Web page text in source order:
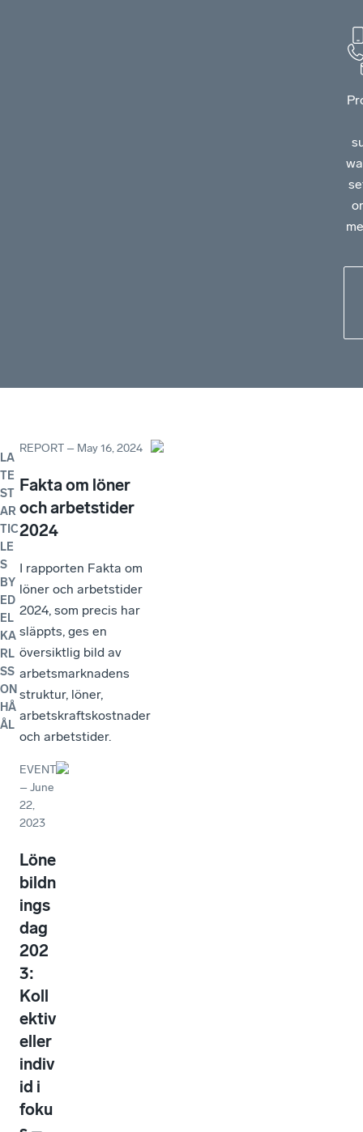
LA
TE
ST
AR
TIC
LE
S
BY
ED
EL
KA
RL
SS
ON
HÅ
ÅL
REPORT – May 16, 2024
Fakta om löner
och arbetstider
2024
I rapporten Fakta om
löner och arbetstider
2024, som precis har
släppts, ges en
översiktlig bild av
arbetsmarknadens
struktur, löner,
arbetskraftskostnader
och arbetstider.
EVENT
–June
22,
2023
Löne
bildn
ings
dag
202
3:
Koll
ektiv
eller
indiv
id i
foku